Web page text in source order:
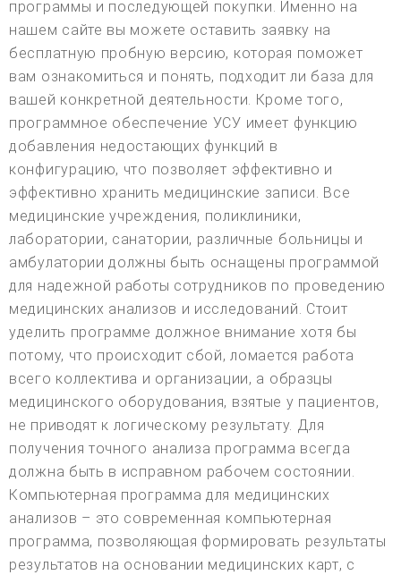
программы и последующей покупки. Именно на
нашем сайте вы можете оставить заявку на
бесплатную пробную версию, которая поможет
вам ознакомиться и понять, подходит ли база для
вашей конкретной деятельности. Кроме того,
программное обеспечение УСУ имеет функцию
добавления недостающих функций в
конфигурацию, что позволяет эффективно и
эффективно хранить медицинские записи. Все
медицинские учреждения, поликлиники,
лаборатории, санатории, различные больницы и
амбулатории должны быть оснащены программой
для надежной работы сотрудников по проведению
медицинских анализов и исследований. Стоит
уделить программе должное внимание хотя бы
потому, что происходит сбой, ломается работа
всего коллектива и организации, а образцы
медицинского оборудования, взятые у пациентов,
не приводят к логическому результату. Для
получения точного анализа программа всегда
должна быть в исправном рабочем состоянии.
Компьютерная программа для медицинских
анализов – это современная компьютерная
программа, позволяющая формировать результаты
результатов на основании медицинских карт, с